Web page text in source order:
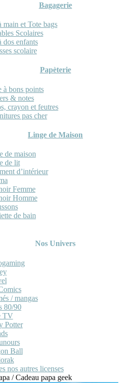
Bagagerie
main et Tote bags
Scolaires
dos enfants
scolaire
Papèterie
à bons points
& notes
crayon et feutres
pas cher
Linge de Maison
de maison
de lit
d’intérieur
Femme
Homme
de bain
Nos Univers
/ mangas
80/90
TV
Potter
Ball
nos autres licenses
/Cadeau papa geek